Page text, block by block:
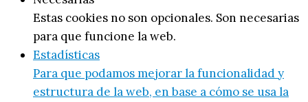
Estas cookies no son opcionales. Son necesarias
para que funcione la web.
Estadísticas
Para que podamos mejorar la funcionalidad y
estructura de la web, en base a cómo se usa la